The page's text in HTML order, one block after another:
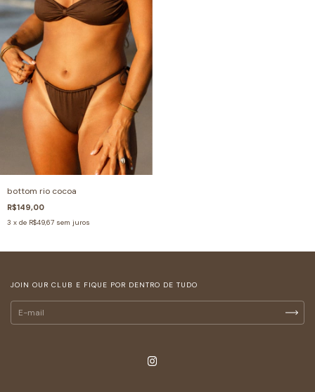
bottom rio cocoa
R$149,00
3 x de R$49,67 sem juros
JOIN OUR CLUB E FIQUE POR DENTRO DE TUDO